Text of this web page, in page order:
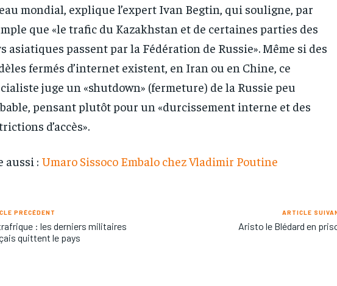
mondial, explique l’expert Ivan Begtin, qui souligne, par
que «le trafic du Kazakhstan et de certaines parties des
asiatiques passent par la Fédération de Russie». Même si des
fermés d’internet existent, en Iran ou en Chine, ce
juge un «shutdown» (fermeture) de la Russie peu
pensant plutôt pour un «durcissement interne et des
d’accès».
aussi : Umaro Sissoco Embalo chez Vladimir Poutine
PRÉCÉDENT
: les derniers militaires
quittent le pays
ARTICLE
Aristo le Blédard en